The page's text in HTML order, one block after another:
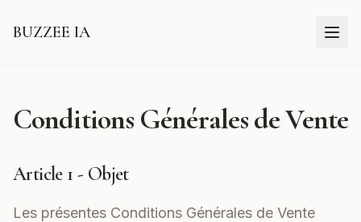
BUZZEE IA
Conditions Générales de Vente
Article 1 - Objet
Les présentes Conditions Générales de Vente